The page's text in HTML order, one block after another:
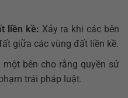
liền kề: Xảy ra khi các bên
giữa các vùng đất liền kề.
một bên cho rằng quyền sử
trái pháp luật.